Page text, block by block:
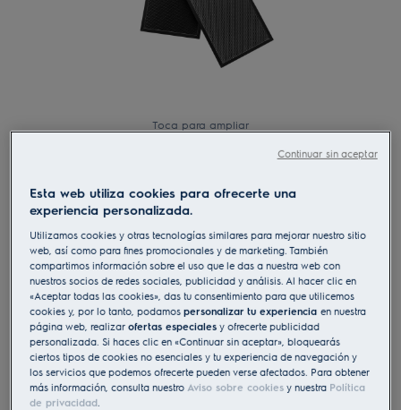
Toca para ampliar
MCFB70
Filtro de carbón OdourClean Plus
0 (0)
Beneficios
Filtro de carbón OdourClean Plus: filtrado avanzado.
Filtrado avanzado con el filtro de carbón OdourClean Plus.
El filtro OdourClean Plus tiene una vida útil de 2 a 3 años*.
El filtro OdourClean Plus se puede limpiar fácilmente en el
lavavajillas.
Esta web utiliza cookies para ofrecerte una
experiencia personalizada.
Utilizamos cookies y otras tecnologías similares para mejorar nuestro sitio
web, así como para fines promocionales y de marketing. También
compartimos información sobre el uso que le das a nuestra web con
nuestros socios de redes sociales, publicidad y análisis. Al hacer clic en
«Aceptar todas las cookies», das tu consentimiento para que utilicemos
cookies y, por lo tanto, podamospersonalizar tu experienciaen nuestra
página web, realizarofertas especiales y ofrecerte publicidad
personalizada. Si haces clic en «Continuar sin aceptar», bloquearás
ciertos tipos de cookies no esenciales y tu experiencia de navegación y
los servicios que podemos ofrecerte pueden verse afectados. Para obtener
más información, consulta nuestro Aviso sobre cookies y nuestra Política
de privacidad.
Continuar sin aceptar